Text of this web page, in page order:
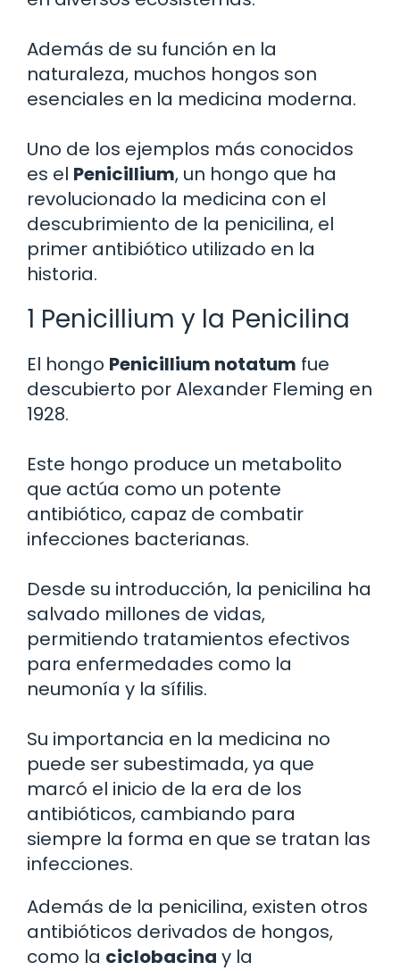
Además de su función en la
naturaleza, muchos hongos son
esenciales en la medicina moderna.
Uno de los ejemplos más conocidos
es el Penicillium, un hongo que ha
revolucionado la medicina con el
descubrimiento de la penicilina, el
primer antibiótico utilizado en la
historia.
1 Penicillium y la Penicilina
El hongo Penicillium notatum fue
descubierto por Alexander Fleming en
1928.
Este hongo produce un metabolito
que actúa como un potente
antibiótico, capaz de combatir
infecciones bacterianas.
Desde su introducción, la penicilina ha
salvado millones de vidas,
permitiendo tratamientos efectivos
para enfermedades como la
neumonía y la sífilis.
Su importancia en la medicina no
puede ser subestimada, ya que
marcó el inicio de la era de los
antibióticos, cambiando para
siempre la forma en que se tratan las
infecciones.
Además de la penicilina, existen otros
antibióticos derivados de hongos,
como la ciclobacina y la